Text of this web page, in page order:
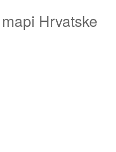
Hrvatske